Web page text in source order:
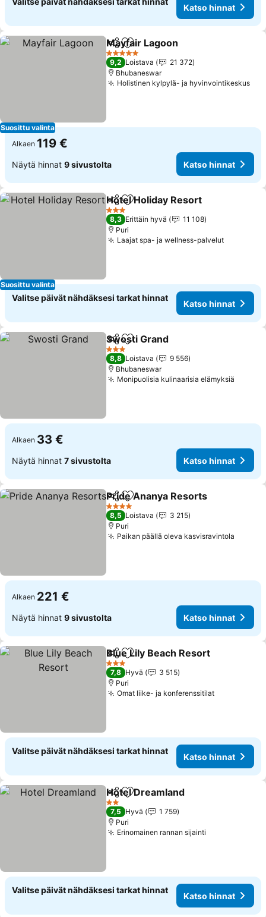
Katso hinnat
Suosittu valinta
Jaa Lisää suosikkeihin
Mayfair Lagoon
5 Tähtiluokitus
9,2 Loistava
21 372
Bhubaneswar
Holistinen kylpylä- ja hyvinvointikeskus
Alkaen 119 €
Näytä hinnat 9 sivustolta Katso hinnat
Suosittu valinta
Jaa Lisää suosikkeihin
Hotel Holiday Resort
3 Tähtiluokitus
8,3 Erittäin hyvä
11 108
Puri
Laajat spa- ja wellness-palvelutKatso
Valitse päivät nähdäksesi tarkat hinnat
Katso hinnat
Jaa Lisää suosikkeihin
Swosti Grand
3 Tähtiluokitus
8,8 Loistava
9 556
Bhubaneswar
Monipuolisia kulinaarisia elämyksiä
Alkaen 33 €
Näytä hinnat 7 sivustolta Katso hinnat
Jaa Lisää suosikkeihin
Pride Ananya Resorts
4 Tähtiluokitus
8,5 Loistava
3 215
Puri
Paikan päällä oleva kasvisravintola
Alkaen 221 €
Näytä hinnat 9 sivustolta Katso hinnat
Jaa Lisää suosikkeihin
Blue Lily Beach Resort
3 Tähtiluokitus
7,8 Hyvä
3 515
Puri
Omat liike- ja konferenssitilatKatso
Valitse päivät nähdäksesi tarkat hinnat
Katso hinnat
Jaa Lisää suosikkeihin
Hotel Dreamland
2 Tähtiluokitus
7,5 Hyvä
1 759
Puri
Erinomainen rannan sijainti
Valitse päivät nähdäksesi tarkat hinnat
Katso hinnat